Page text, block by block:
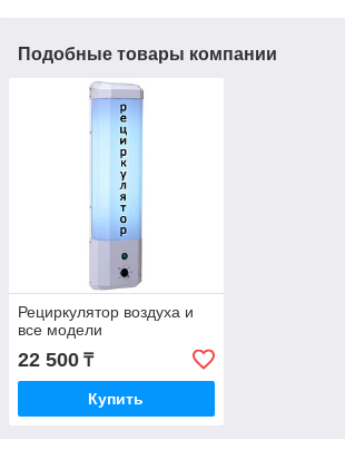
Подобные товары компании
Рециркулятор воздуха и
все модели
22 500 ₸
Купить